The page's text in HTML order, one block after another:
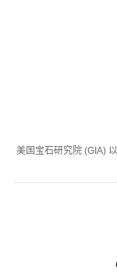
美国宝石研究院 (GIA)